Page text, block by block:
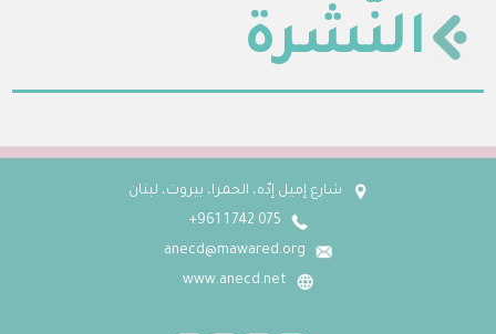
النّشرة
شارع إميل إدّه، الحمرا، بيروت، لبنان
075 742 1 961+
anecd@mawared.org
www.anecd.net